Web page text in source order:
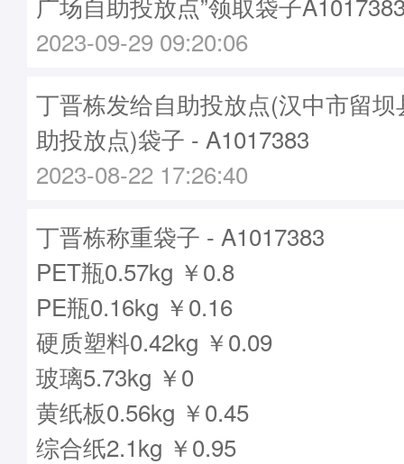
2023-09-29 09:20:06
丁晋栋发给自助投放点(汉中市留
助投放点)袋子 - A1017383
2023-08-22 17:26:40
丁晋栋称重袋子 - A1017383
PET瓶0.57kg ￥0.8
PE瓶0.16kg ￥0.16
硬质塑料0.42kg ￥0.09
玻璃5.73kg ￥0
黄纸板0.56kg ￥0.45
综合纸2.1kg ￥0.95